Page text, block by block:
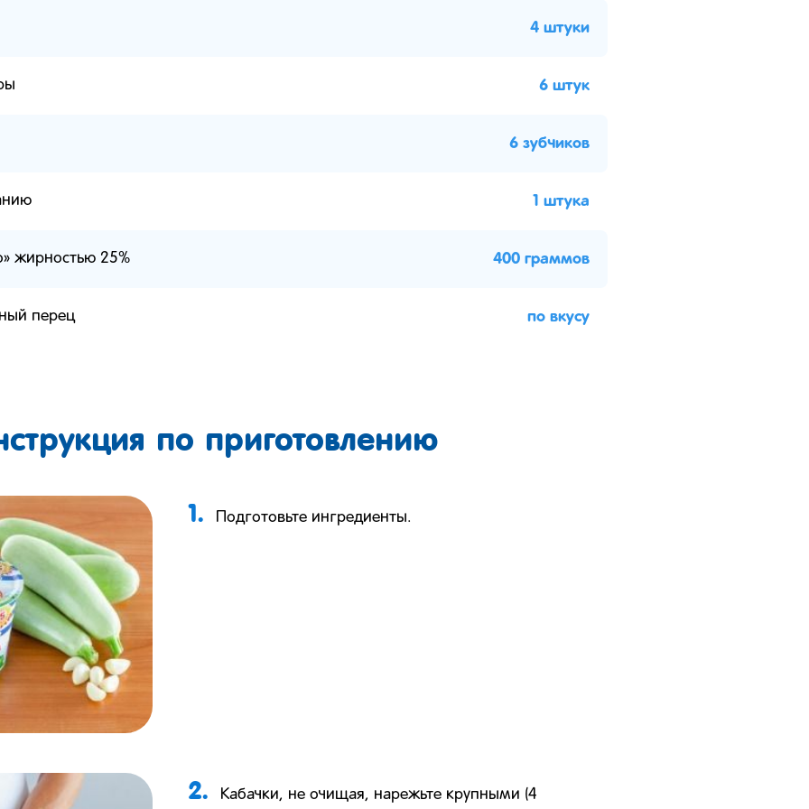
4 штуки
6 штук
6 зубчиков
1 штука
жирностью 25% 400 граммов
перец по вкусу
по приготовлению
1. Подготовьте ингредиенты.
2. Кабачки, не очищая, нарежьте крупными (4